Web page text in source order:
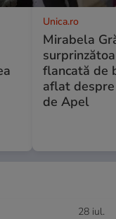
Unica.ro
Mirabela
flancată de
aflat
de Apel
28 iul.